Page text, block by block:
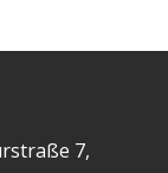
7,